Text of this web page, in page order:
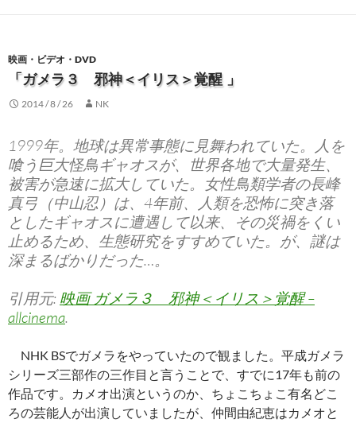
映画・ビデオ・DVD
「ガメラ３ 邪神＜イリス＞覚醒 」
2014 / 8 / 26 NK
1999年。地球は異常事態に見舞われていた。人を
喰う巨大怪鳥ギャオスが、世界各地で大量発生、
被害が急速に拡大していた。女性鳥類学者の長峰
真弓（中山忍）は、4年前、人類を恐怖に突き落
としたギャオスに遭遇して以来、その災禍をくい
止めるため、生態研究をすすめていた。が、謎は
深まるばかりだった…。
引用元: 映画 ガメラ３ 邪神＜イリス＞覚醒 –
allcinema.
NHK BSでガメラをやっていたので観ました。平成ガメラ
シリーズ三部作の三作目と言うことで、すでに17年も前の
作品です。カメオ出演というのか、ちょこちょこ有名どこ
ろの芸能人が出演していましたが、仲間由紀恵はカメオと